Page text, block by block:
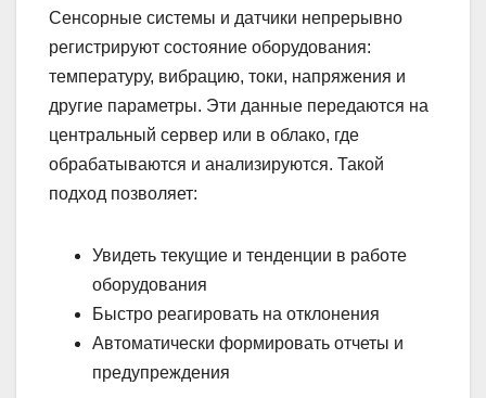
Сенсорные системы и датчики непрерывно
регистрируют состояние оборудования:
температуру, вибрацию, токи, напряжения и
другие параметры. Эти данные передаются на
центральный сервер или в облако, где
обрабатываются и анализируются. Такой
подход позволяет:
Увидеть текущие и тенденции в работе
оборудования
Быстро реагировать на отклонения
Автоматически формировать отчеты и
предупреждения